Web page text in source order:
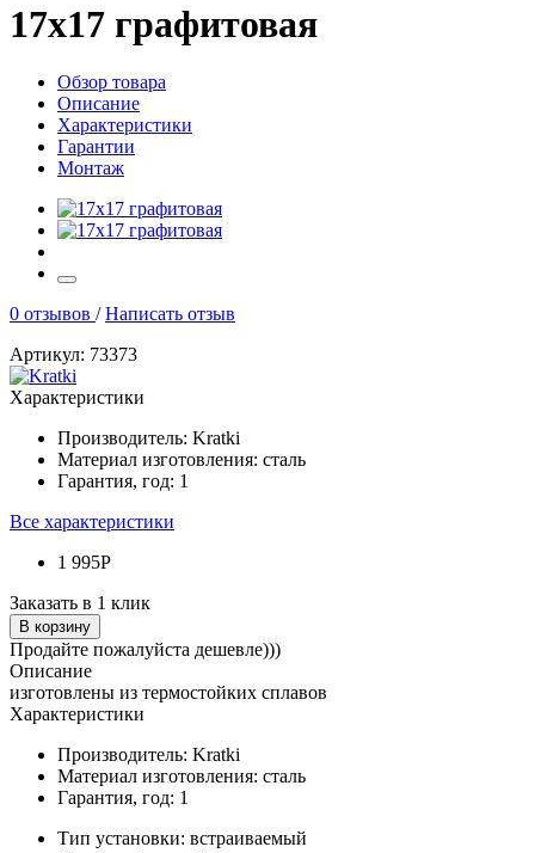
17х17 графитовая
Обзор товара
Описание
Характеристики
Гарантии
Монтаж
0 отзывов /Написать отзыв
Артикул: 73373
Характеристики
Производитель: Kratki
Материал изготовления: сталь
Гарантия, год: 1
Все характеристики
1 995Р
Заказать в 1 клик
В корзину
Продайте пожалуйста дешевле)))
Описание
изготовлены из термостойких сплавов
Характеристики
Производитель: Kratki
Материал изготовления: сталь
Гарантия, год: 1
Тип установки: встраиваемый